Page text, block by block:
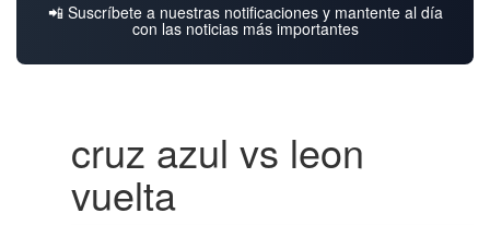
📲 Suscríbete a nuestras notificaciones y mantente al día
con las noticias más importantes
cruz azul vs leon
vuelta